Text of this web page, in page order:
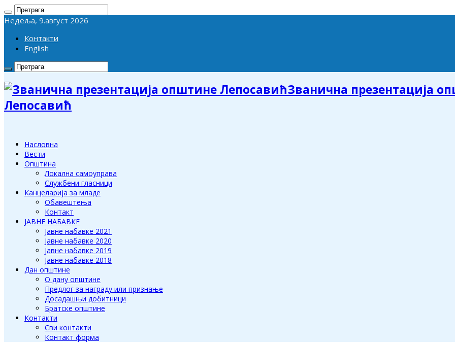
Недеља, 9.август 2026
Контакти
English
Званична презентација
Лепосавић
Насловна
Вести
Општина
Локална самоуправа
Службени гласници
Канцеларија за младе
Обавештења
Контакт
ЈАВНЕ НАБАВКЕ
Јавне набавке 2021
Јавне набавке 2020
Јавне набавке 2019
Јавне набавке 2018
Дан општине
О дану општине
Предлог за награду или признање
Досадашњи добитници
Братске општине
Контакти
Сви контакти
Контакт форма